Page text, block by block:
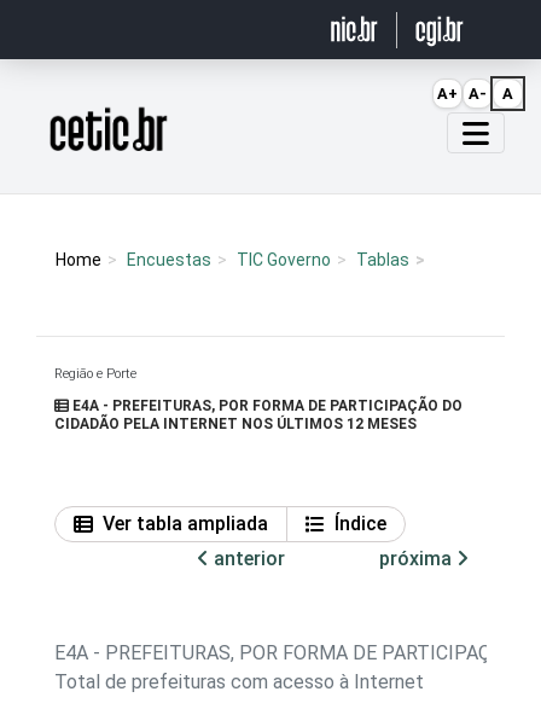
Página inicial
Home Encuestas TIC Governo Tablas
Região e Porte
E4A - PREFEITURAS, POR FORMA DE PARTICIPAÇÃO DO
CIDADÃO PELA INTERNET NOS ÚLTIMOS 12 MESES
Ver tabla ampliada
Índice
anterior
próxima
E4A - PREFEITURAS, POR FORMA DE PARTICIPAÇÃO
Total de prefeituras com acesso à Internet
A+ A- A